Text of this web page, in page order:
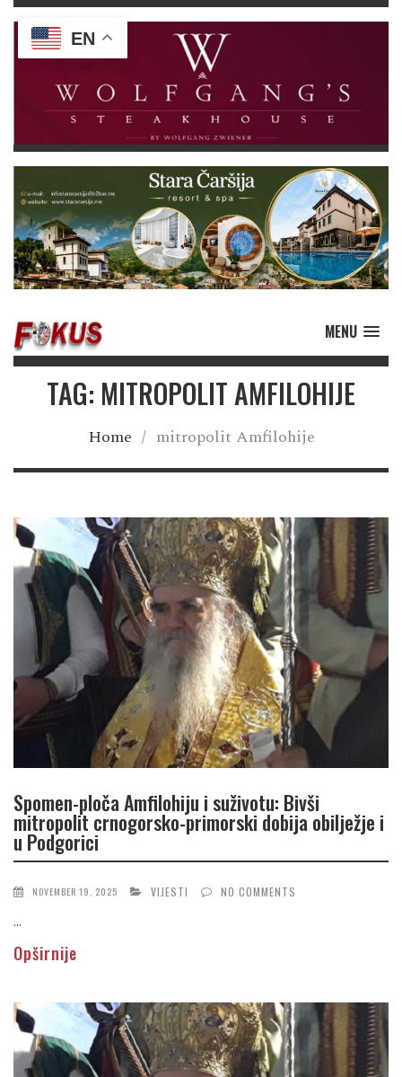
MENU
TAG: MITROPOLIT AMFILOHIJE
Home / mitropolit Amfilohije
Spomen-ploča Amfilohiju i suživotu: Bivši
mitropolit crnogorsko-primorski dobija obilježje i
u Podgorici
NOVEMBER 19, 2025 VIJESTI NO COMMENTS
...
Opširnije
EN